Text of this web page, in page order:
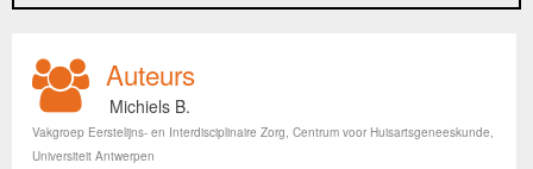
Auteurs
Michiels B.
Vakgroep Eerstelijns- en Interdisciplinaire Zorg, Centrum voor Huisartsgeneeskunde,
Universiteit Antwerpen